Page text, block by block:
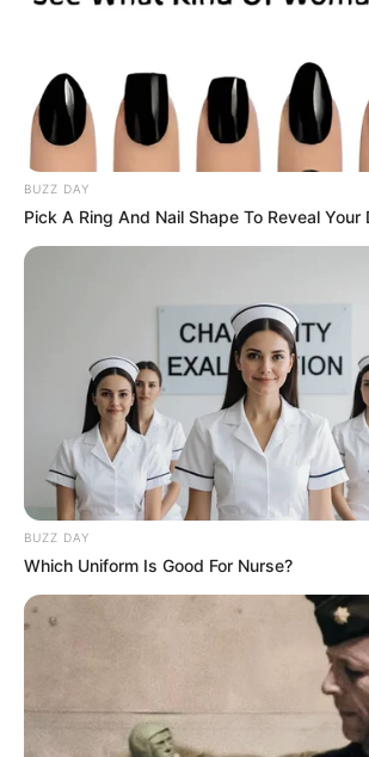
BUZZ DAY
Pick A Ring And Nail Shape To Reveal
BUZZ DAY
Which Uniform Is Good For Nurse?